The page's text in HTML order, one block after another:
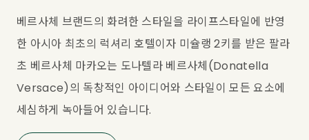
베르사체 브랜드의 화려한 스타일을 라이프스타일에 반영
한 아시아 최초의 럭셔리 호텔이자 미슐랭 2키를 받은 팔라
초 베르사체 마카오는 도나텔라 베르사체(Donatella
Versace)의 독창적인 아이디어와 스타일이 모든 요소에
세심하게 녹아들어 있습니다.